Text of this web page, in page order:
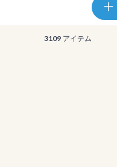
3109 アイテム